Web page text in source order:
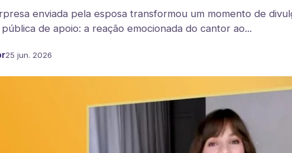
enviada pela esposa transformou um momento de
de apoio: a reação emocionada do cantor ao...
25 jun. 2026